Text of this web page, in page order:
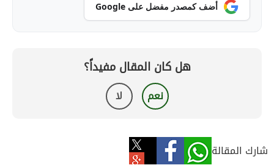
أضف كمصدر مفضل على Google
هل كان المقال مفيداً؟
نعم لا
شارك المقالة